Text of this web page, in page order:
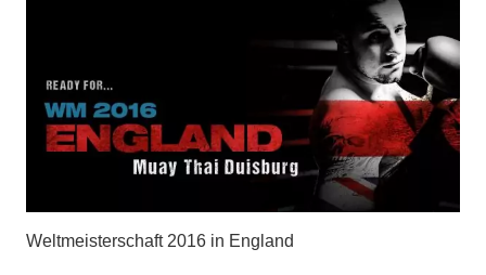
Weltmeisterschaft 2016 in England